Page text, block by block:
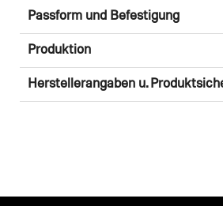
Passform und Befestigung
Produktion
Herstellerangaben u.